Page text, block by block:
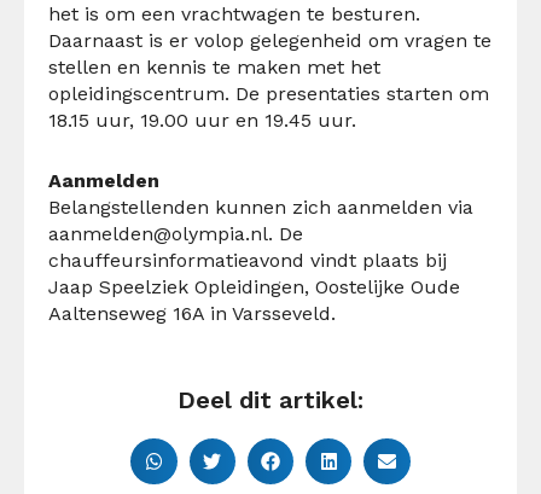
het is om een vrachtwagen te besturen.
Daarnaast is er volop gelegenheid om vragen te
stellen en kennis te maken met het
opleidingscentrum. De presentaties starten om
18.15 uur, 19.00 uur en 19.45 uur.
Aanmelden
Belangstellenden kunnen zich aanmelden via
aanmelden@olympia.nl. De
chauffeursinformatieavond vindt plaats bij
Jaap Speelziek Opleidingen, Oostelijke Oude
Aaltenseweg 16A in Varsseveld.
Deel dit artikel: